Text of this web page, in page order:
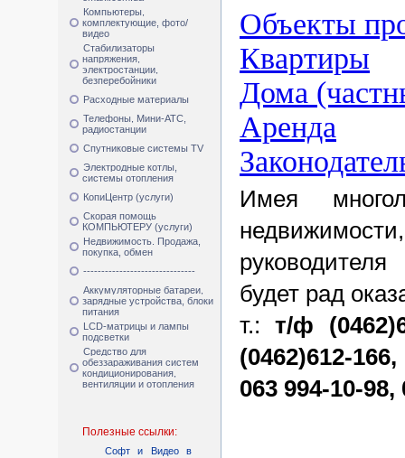
Компьютеры,
комплектующие, фото/
видео
Стабилизаторы
напряжения,
электростанции,
безперебойники
Расходные материалы
Телефоны, Мини-АТС,
радиостанции
Спутниковые системы TV
Электродные котлы,
системы отопления
КопиЦентр (услуги)
Скорая помощь
КОМПЬЮТЕРУ (услуги)
Недвижимость. Продажа,
покупка, обмен
-------------------------------
Аккумуляторные батареи,
зарядные устройства, блоки
питания
LCD-матрицы и лампы
подсветки
Средство для
обеззараживания систем
кондиционирования,
вентиляции и отопления
Полезные ссылки:
Cофт и Видео в
Объекты
Квартиры
Дома
Аренда
Имея
будет рад
т.:т/ф
(0462)612-166,
063 994-10-98,